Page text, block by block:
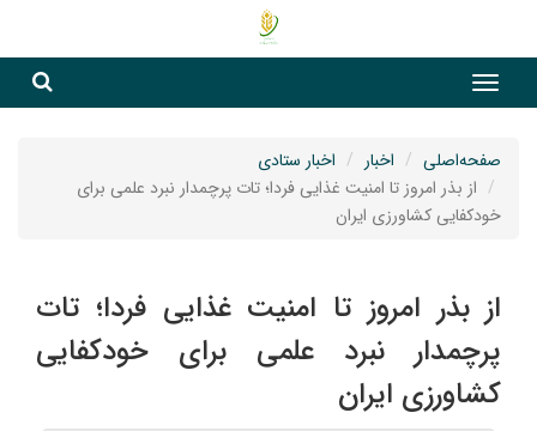
صفحه‌اصلی اخبار
اخبار ستادی
از بذر امروز تا امنیت غذایی فردا؛ تات پرچمدار نبرد علمی برای
خودکفایی کشاورزی ایران
از بذر امروز تا امنیت غذایی فردا؛ تات
پرچمدار نبرد علمی برای خودکفایی
کشاورزی ایران